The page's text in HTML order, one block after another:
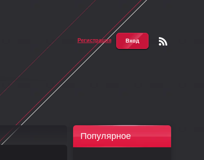
Регистрация Вход
Популярное